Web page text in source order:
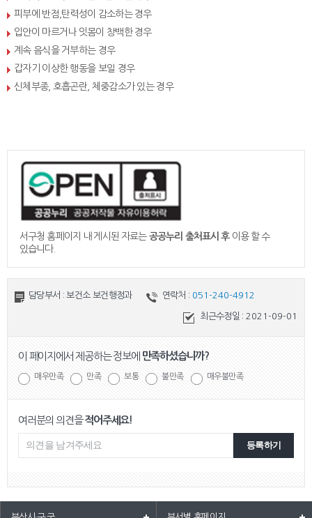
피부에 반점,탄력성이 감소하는 경우
입안이 마르거나 잇몸이 창백한 경우
계속 음식을 거부하는 경우
갑자기 이상한 행동을 보일 경우
신체부종, 호흡곤란, 체중감소가 있는 경우
서구청 홈페이지 내 게시된 자료는 공공누리 출처표시 후 이용 할 수
있습니다.
담당부서 : 보건소 보건행정과 연락처 : 051-240-4912
최근수정일 : 2021-09-01
이 페이지에서 제공하는 정보에 만족하셨습니까?
매우만족 만족 보통 불만족 매우불만족
여러분의 의견을적어주세요!
등록하기